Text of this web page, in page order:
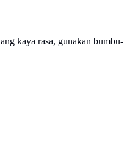
kaya rasa, gunakan bumbu-